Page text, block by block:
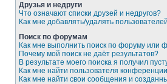
Друзья и недруги
Что означают списки друзей и недругов?
Как мне добавлять/удалять
Поиск по форумам
Как мне выполнить поиск по форуму или
Почему мой поиск не даёт результатов?
В результате моего поиска я получил
Как мне найти пользователя
Как мне найти свои сообщения и